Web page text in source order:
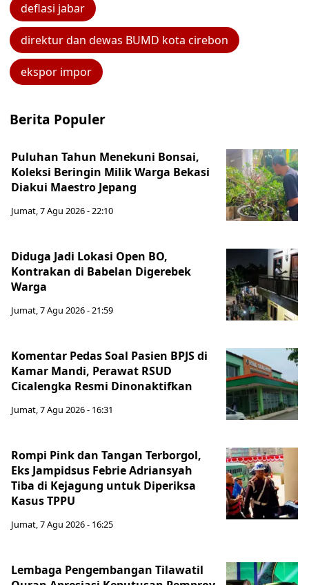
deflasi jabar
direktur dan dewas BUMD kota cirebon
ekspor impor
Berita Populer
Puluhan Tahun Menekuni Bonsai,
Koleksi Beringin Milik Warga Bekasi
Diakui Maestro Jepang
Jumat, 7 Agu 2026 - 22:10
Diduga Jadi Lokasi Open BO,
Kontrakan di Babelan Digerebek
Warga
Jumat, 7 Agu 2026 - 21:59
Komentar Pedas Soal Pasien BPJS di
Kamar Mandi, Perawat RSUD
Cicalengka Resmi Dinonaktifkan
Jumat, 7 Agu 2026 - 16:31
Rompi Pink dan Tangan Terborgol,
Eks Jampidsus Febrie Adriansyah
Tiba di Kejagung untuk Diperiksa
Kasus TPPU
Jumat, 7 Agu 2026 - 16:25
Lembaga Pengembangan Tilawatil